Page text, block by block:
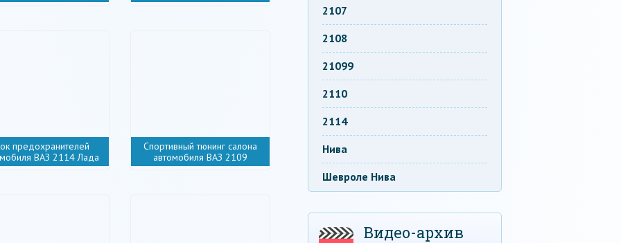
предохранителей
ВАЗ 2114 Лада
Спортивный тюнинг салона
автомобиля ВАЗ 2109
2107
2108
21099
2110
2114
Нива
Шевроле Нива
Видео-архив